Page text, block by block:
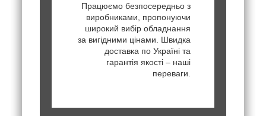
Працюємо безпосередньо з
виробниками, пропонуючи
широкий вибір обладнання
за вигідними цінами. Швидка
доставка по Україні та
гарантія якості – наші
переваги.